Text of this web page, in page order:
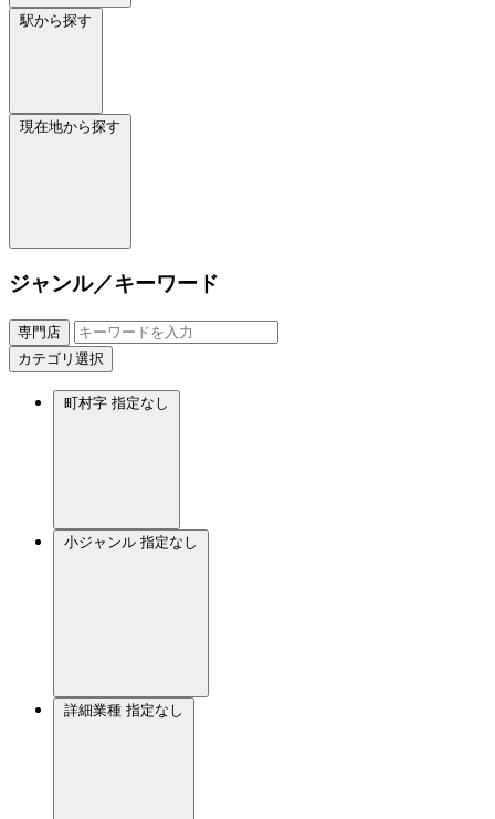
駅から探す
現在地から探す
ジャンル／キーワード
専門店
カテゴリ選択
町村字 指定なし
小ジャンル 指定なし
詳細業種 指定なし